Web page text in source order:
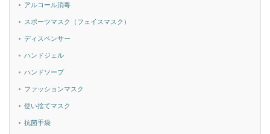
アルコール消毒
スポーツマスク（フェイスマスク）
ディスペンサー
ハンドジェル
ハンドソープ
ファッションマスク
使い捨てマスク
抗菌手袋